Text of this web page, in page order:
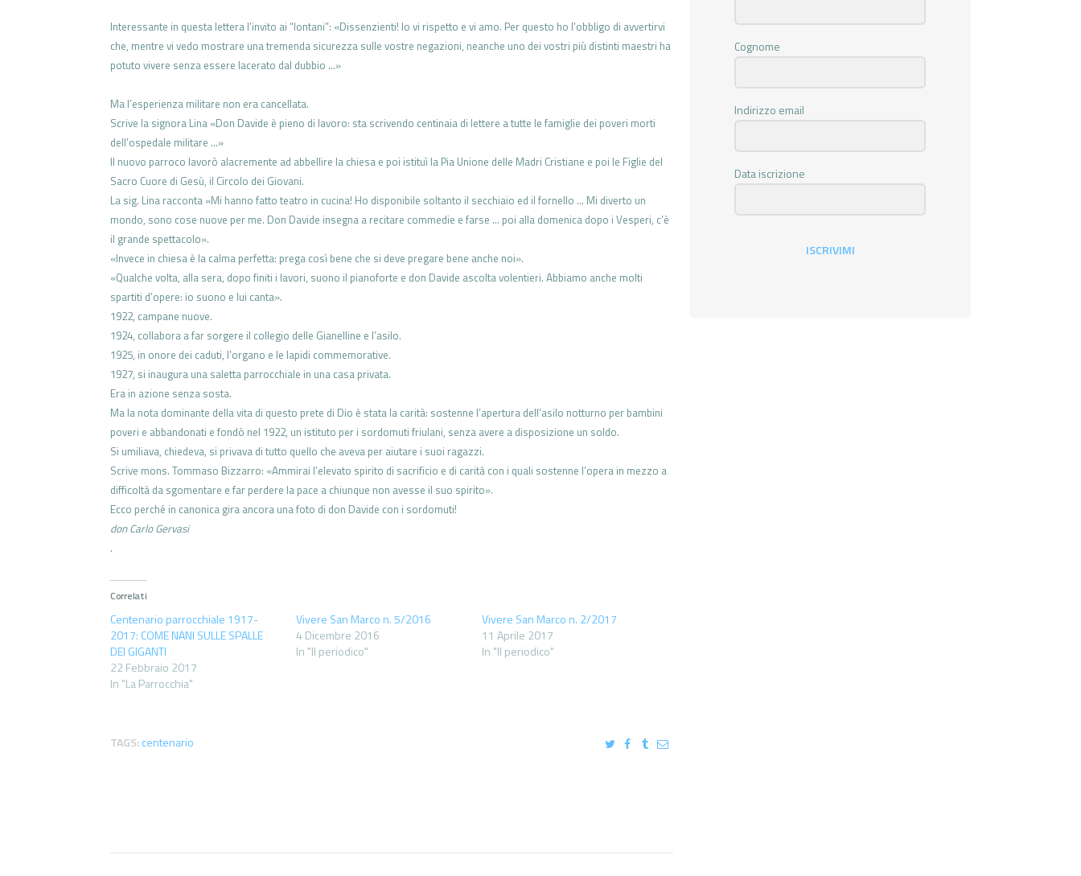
Interessante in questa lettera l’invito ai “lontani”: «Dissenzienti! Io vi rispetto e vi amo. Per questo ho l’obbligo di avvertirvi
che, mentre vi vedo mostrare una tremenda sicurezza sulle vostre negazioni, neanche uno dei vostri più distinti maestri ha
potuto vivere senza essere lacerato dal dubbio …»
Ma l’esperienza militare non era cancellata.
Scrive la signora Lina «Don Davide è pieno di lavoro: sta scrivendo centinaia di lettere a tutte le famiglie dei poveri morti
dell’ospedale militare …»
Il nuovo parroco lavorò alacremente ad abbellire la chiesa e poi istituì la Pia Unione delle Madri Cristiane e poi le Figlie del
Sacro Cuore di Gesù, il Circolo dei Giovani.
La sig. Lina racconta «Mi hanno fatto teatro in cucina! Ho disponibile soltanto il secchiaio ed il fornello … Mi diverto un
mondo, sono cose nuove per me. Don Davide insegna a recitare commedie e farse … poi alla domenica dopo i Vesperi, c’è
il grande spettacolo».
«Invece in chiesa è la calma perfetta: prega così bene che si deve pregare bene anche noi».
«Qualche volta, alla sera, dopo finiti i lavori, suono il pianoforte e don Davide ascolta volentieri. Abbiamo anche molti
spartiti d’opere: io suono e lui canta».
1922, campane nuove.
1924, collabora a far sorgere il collegio delle Gianelline e l’asilo.
1925, in onore dei caduti, l’organo e le lapidi commemorative.
1927, si inaugura una saletta parrocchiale in una casa privata.
Era in azione senza sosta.
Ma la nota dominante della vita di questo prete di Dio è stata la carità: sostenne l’apertura dell’asilo notturno per bambini
poveri e abbandonati e fondò nel 1922, un istituto per i sordomuti friulani, senza avere a disposizione un soldo.
Si umiliava, chiedeva, si privava di tutto quello che aveva per aiutare i suoi ragazzi.
Scrive mons. Tommaso Bizzarro: «Ammirai l’elevato spirito di sacrificio e di carità con i quali sostenne l’opera in mezzo a
difficoltà da sgomentare e far perdere la pace a chiunque non avesse il suo spirito».
Ecco perché in canonica gira ancora una foto di don Davide con i sordomuti!
don Carlo Gervasi
.
Correlati
Centenario parrocchiale 1917-
2017: COME NANI SULLE SPALLE
DEI GIGANTI
22 Febbraio 2017
In "La Parrocchia"
Vivere San Marco n. 5/2016
4 Dicembre 2016
In "Il periodico"
Vivere San Marco n. 2/2017
11 Aprile 2017
In "Il periodico"
TAGS:centenario
Cognome
Indirizzo email
Data iscrizione
ISCRIVIMI